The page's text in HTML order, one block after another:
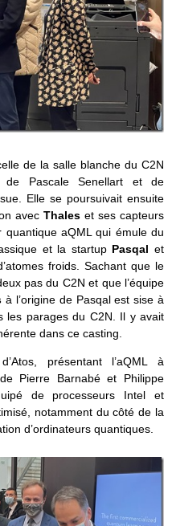
de la salle blanche du C2N
de Pascale Senellart et de
Elle se poursuivait ensuite
avec Thales et ses capteurs
quantique aQML qui émule du
et la startup Pasqalet
froids. Sachant que le
pas du C2N et que l’équipe
à l’origine de Pasqal est sise à
les parages du C2N. Il y avait
dans ce casting.
présentant l’aQML à
Pierre Barnabé et Philippe
de processeurs Intel et
notamment du côté de la
d’ordinateurs quantiques.